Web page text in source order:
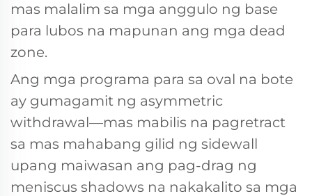
mas malalim sa mga anggulo ng base
para lubos na mapunan ang mga dead
zone.
Ang mga programa para sa oval na bote
ay gumagamit ng asymmetric
withdrawal—mas mabilis na pagretract
sa mas mahabang gilid ng sidewall
upang maiwasan ang pag-drag ng
meniscus shadows na nakakalito sa mga